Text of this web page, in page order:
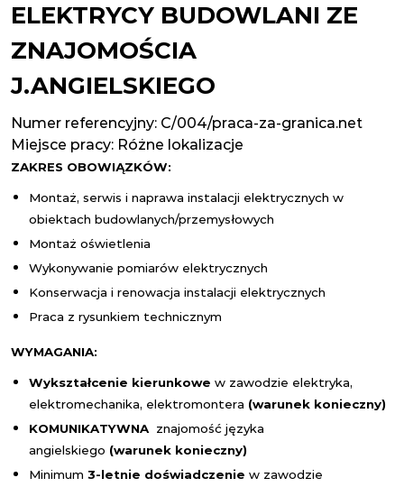
ELEKTRYCY BUDOWLANI ZE
ZNAJOMOŚCIA
J.ANGIELSKIEGO
Numer referencyjny: C/004/praca-za-granica.net
Miejsce pracy: Różne lokalizacje
ZAKRES OBOWIĄZKÓW:
Montaż, serwis i naprawa instalacji elektrycznych w
obiektach budowlanych/przemysłowych
Montaż oświetlenia
Wykonywanie pomiarów elektrycznych
Konserwacja i renowacja instalacji elektrycznych
Praca z rysunkiem technicznym
WYMAGANIA:
Wykształcenie kierunkowe w zawodzie elektryka,
elektromechanika, elektromontera (warunek konieczny)
KOMUNIKATYWNA znajomość języka
angielskiego (warunek konieczny)
Minimum 3-letnie doświadczenie w zawodzie